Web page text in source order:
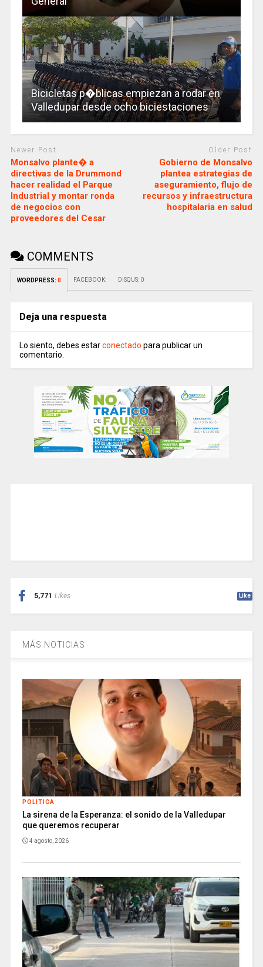
Bicicletas p�blicas empiezan a rodar en
Valledupar desde ocho biciestaciones
Newer Post
Monsalvo plante� a
directivas de la Drummond
hacer realidad el Parque
Industrial y montar ronda
de negocios con
proveedores del Cesar
Older Post
Gobierno de Monsalvo
plantea estrategias de
aseguramiento, flujo de
recursos y infraestructura
hospitalaria en salud
COMMENTS
WORDPRESS: 0 FACEBOOK: DISQUS: 0
Deja una respuesta
Lo siento, debes estarconectado para publicar un
comentario.
5,771 Likes Like
MÁS NOTICIAS
POLITICA
La sirena de la Esperanza: el sonido de la Valledupar
que queremos recuperar
4 agosto, 2026